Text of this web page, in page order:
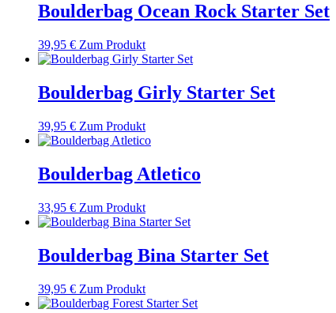
Boulderbag Ocean Rock Starter Set
39,95 € Zum Produkt
Boulderbag Girly Starter Set
39,95 € Zum Produkt
Boulderbag Atletico
33,95 € Zum Produkt
Boulderbag Bina Starter Set
39,95 € Zum Produkt